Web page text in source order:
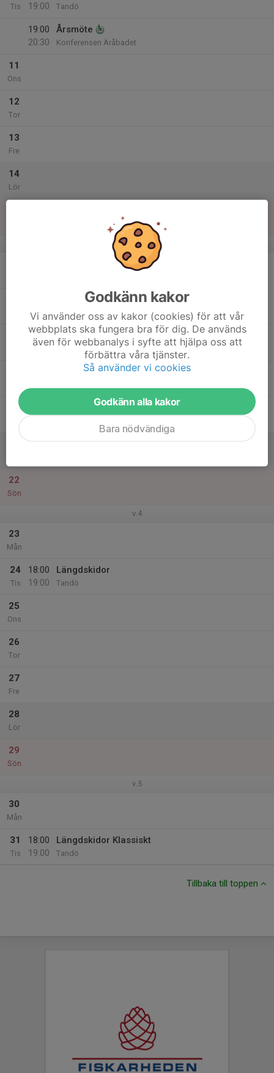
Tis
19:00
Tandö
19:00
20:30
Årsmöte
Konferensen Äråbadet
11
Ons
12
Tor
13
Fre
14
Lör
v.3
19:00
Längdskidor klassiskt
Tandö
ICA Sälen Cup
20
22
Sön
v.4
23
Mån
24
Tis
18:00
19:00
Längdskidor
Tandö
25
Ons
26
Tor
27
Fre
28
Lör
29
Sön
v.5
30
Mån
31
Tis
18:00
19:00
Längdskidor Klassiskt
Tandö
Tillbaka till toppen
Godkänn kakor
Vi använder oss av kakor (cookies) för att vår
webbplats ska fungera bra för dig. De används
även för webbanalys i syfte att hjälpa oss att
förbättra våra tjänster.
Så använder vi cookies
Godkänn alla kakor
Bara nödvändiga